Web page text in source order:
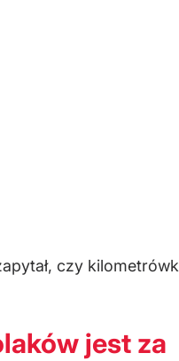
czy
jest za